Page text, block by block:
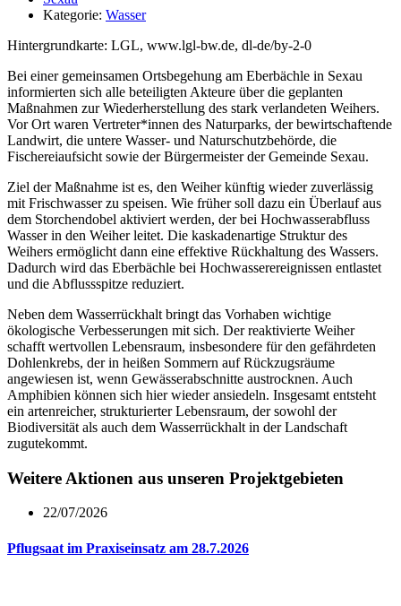
Kategorie: Wasser
Hintergrundkarte: LGL, www.lgl-bw.de, dl-de/by-2-0
Bei einer gemeinsamen Ortsbegehung am Eberbächle in Sexau
informierten sich alle beteiligten Akteure über die geplanten
Maßnahmen zur Wiederherstellung des stark verlandeten Weihers.
Vor Ort waren Vertreter*innen des Naturparks, der bewirtschaftende
Landwirt, die untere Wasser‑ und Naturschutzbehörde, die
Fischereiaufsicht sowie der Bürgermeister der Gemeinde Sexau.
Ziel der Maßnahme ist es, den Weiher künftig wieder zuverlässig
mit Frischwasser zu speisen. Wie früher soll dazu ein Überlauf aus
dem Storchendobel aktiviert werden, der bei Hochwasserabfluss
Wasser in den Weiher leitet. Die kaskadenartige Struktur des
Weihers ermöglicht dann eine effektive Rückhaltung des Wassers.
Dadurch wird das Eberbächle bei Hochwasserereignissen entlastet
und die Abflussspitze reduziert.
Neben dem Wasserrückhalt bringt das Vorhaben wichtige
ökologische Verbesserungen mit sich. Der reaktivierte Weiher
schafft wertvollen Lebensraum, insbesondere für den gefährdeten
Dohlenkrebs, der in heißen Sommern auf Rückzugsräume
angewiesen ist, wenn Gewässerabschnitte austrocknen. Auch
Amphibien können sich hier wieder ansiedeln. Insgesamt entsteht
ein artenreicher, strukturierter Lebensraum, der sowohl der
Biodiversität als auch dem Wasserrückhalt in der Landschaft
zugutekommt.
Weitere Aktionen aus unseren Projektgebieten
22/07/2026
Pflugsaat im Praxiseinsatz am 28.7.2026